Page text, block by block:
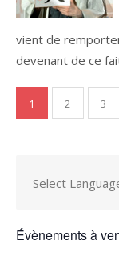
vient de
devenant de ce
Pagination
des
1 2 3
Select
Évènements à